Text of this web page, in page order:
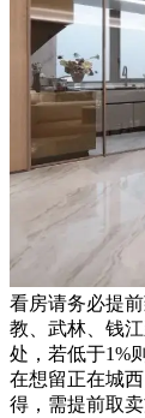
看房请务必提
教、武林、钱
处，若低于1%
在想留正在城
得，需提前取